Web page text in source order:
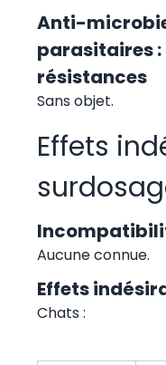
Anti-
parasitaires
résistances
Sans objet.
Effets
Aucune connue.
Effets
Chats :